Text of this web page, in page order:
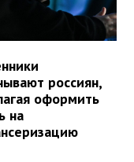
россиян,
оформить
на